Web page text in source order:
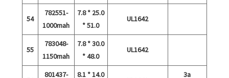
54
782551-
1000mah
7.8 * 25.0
* 51.0
UL1642
55
783048-
1150mah
7.8 * 30.0
* 48.0
UL1642
801437-
8.1 * 14.0
3a